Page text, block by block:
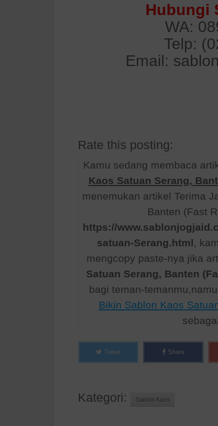
Hubungi
WA:
Telp:
Email:
Rate this posting:
Kamu sedang membaca
Kaos Satuan Serang,
menemukan artikel Terima
Banten (Fast
https://
satuan-Serang.html ,
mengcopy paste-nya jika
Satuan Serang, Banten
bagi teman-
Bikin Sablon Kaos
Tweet Share
Kategori: Sablon Kaos